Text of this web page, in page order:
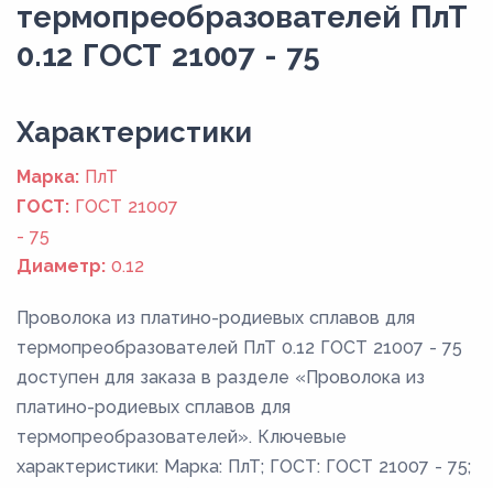
термопреобразователей ПлТ
0.12 ГОСТ 21007 - 75
Xарактеристики
Марка: ПлТ
ГОСТ: ГОСТ 21007
- 75
Диаметр: 0.12
Проволока из платино-родиевых сплавов для
термопреобразователей ПлТ 0.12 ГОСТ 21007 - 75
доступен для заказа в разделе «Проволока из
платино-родиевых сплавов для
термопреобразователей». Ключевые
характеристики: Марка: ПлТ; ГОСТ: ГОСТ 21007 - 75;